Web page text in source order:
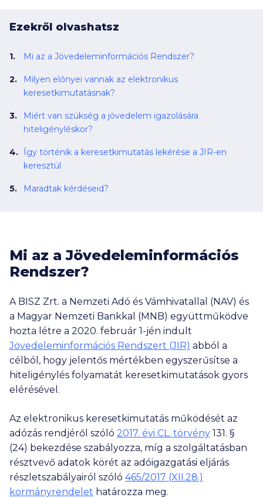
Ezekről olvashatsz
Mi az a Jövedeleminformációs Rendszer?
Milyen előnyei vannak az elektronikus
keresetkimutatásnak?
Miért van szükség a jövedelem igazolására
hiteligényléskor?
Így történik a keresetkimutatás lekérése a JIR-en
keresztül
Maradtak kérdéseid?
Mi az a Jövedeleminformációs
Rendszer?
A BISZ Zrt. a Nemzeti Adó és Vámhivatallal (NAV) és
a Magyar Nemzeti Bankkal (MNB) együttműködve
hozta létre a 2020. február 1-jén indult
Jövedeleminformációs Rendszert (JIR) abból a
célból, hogy jelentős mértékben egyszerűsítse a
hiteligénylés folyamatát keresetkimutatások gyors
elérésével.
Az elektronikus keresetkimutatás működését az
adózás rendjéről szóló 2017. évi CL. törvény 131. §
(24) bekezdése szabályozza, míg a szolgáltatásban
résztvevő adatok körét az adóigazgatási eljárás
részletszabályairól szóló 465/2017 (XII.28.)
kormányrendelet határozza meg.